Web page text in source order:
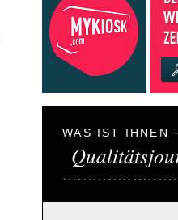
WAS IST IHNEN